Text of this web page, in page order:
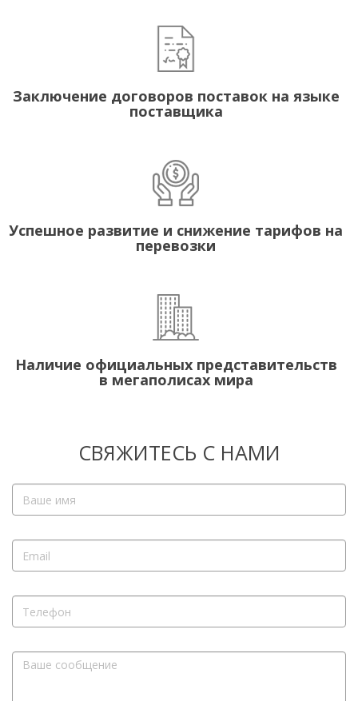
Заключение договоров поставок на языке
поставщика
Успешное развитие и снижение тарифов на
перевозки
Наличие официальных представительств
в мегаполисах мира
СВЯЖИТЕСЬ С НАМИ